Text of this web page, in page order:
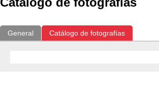
General Catálogo de fotografías